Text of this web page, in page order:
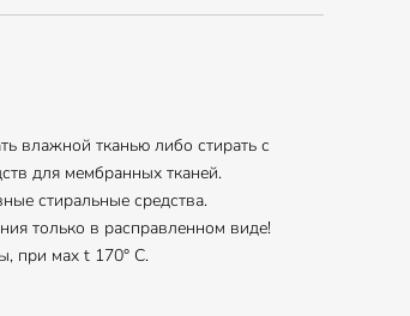
влажной тканью либо стирать с
для мембранных тканей.
стиральные средства.
только в расправленном виде!
при маx t 170° С.